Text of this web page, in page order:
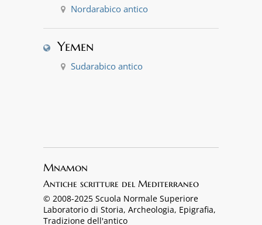
Nordarabico antico
Yemen
Sudarabico antico
Mnamon
Antiche scritture del Mediterraneo
© 2008-2025 Scuola Normale Superiore
Laboratorio di Storia, Archeologia, Epigrafia,
Tradizione dell'antico